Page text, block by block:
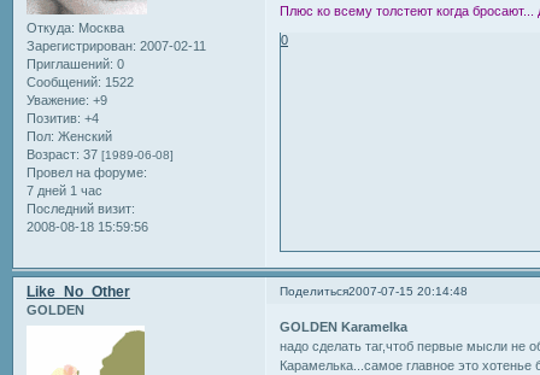
Откуда: Москва
Зарегистрирован: 2007-02-11
Приглашений: 0
Сообщений: 1522
Уважение: +9
Позитив: +4
Пол: Женский
Возраст: 37 [1989-06-08]
Провел на форуме:
7 дней 1 час
Последний визит:
2008-08-18 15:59:56
Плюс ко всему толстеют когда бросают...
0
Поделиться2007-07-15 20:14:48
Like_No_Other
GOLDEN
GOLDEN Karamelka
надо сделать таг,чтоб первые мысли не
Карамелька...самое главное это хотенье